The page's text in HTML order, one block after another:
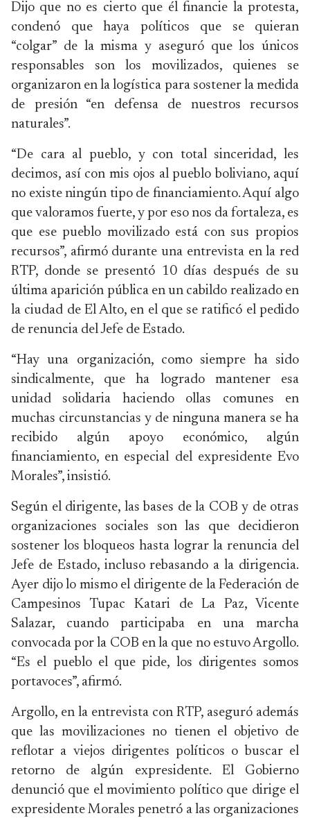
Dijo que no es cierto que él financie la protesta,
condenó que haya políticos que se quieran
“colgar” de la misma y aseguró que los únicos
responsables son los movilizados, quienes se
organizaron en la logística para sostener la medida
de presión “en defensa de nuestros recursos
naturales”.
“De cara al pueblo, y con total sinceridad, les
decimos, así con mis ojos al pueblo boliviano, aquí
no existe ningún tipo de financiamiento. Aquí algo
que valoramos fuerte, y por eso nos da fortaleza, es
que ese pueblo movilizado está con sus propios
recursos”, afirmó durante una entrevista en la red
RTP, donde se presentó 10 días después de su
última aparición pública en un cabildo realizado en
la ciudad de El Alto, en el que se ratificó el pedido
de renuncia del Jefe de Estado.
“Hay una organización, como siempre ha sido
sindicalmente, que ha logrado mantener esa
unidad solidaria haciendo ollas comunes en
muchas circunstancias y de ninguna manera se ha
recibido algún apoyo económico, algún
financiamiento, en especial del expresidente Evo
Morales”, insistió.
Según el dirigente, las bases de la COB y de otras
organizaciones sociales son las que decidieron
sostener los bloqueos hasta lograr la renuncia del
Jefe de Estado, incluso rebasando a la dirigencia.
Ayer dijo lo mismo el dirigente de la Federación de
Campesinos Tupac Katari de La Paz, Vicente
Salazar, cuando participaba en una marcha
convocada por la COB en la que no estuvo Argollo.
“Es el pueblo el que pide, los dirigentes somos
portavoces”, afirmó.
Argollo, en la entrevista con RTP, aseguró además
que las movilizaciones no tienen el objetivo de
reflotar a viejos dirigentes políticos o buscar el
retorno de algún expresidente. El Gobierno
denunció que el movimiento político que dirige el
expresidente Morales penetró a las organizaciones